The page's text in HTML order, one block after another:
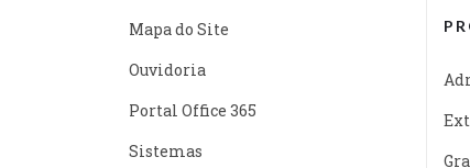
Mapa do Site
Ouvidoria
Portal Office 365
Sistemas